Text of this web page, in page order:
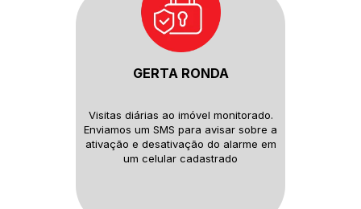
GERTA RONDA
Visitas diárias ao imóvel monitorado.
Enviamos um SMS para avisar sobre a
ativação e desativação do alarme em
um celular cadastrado